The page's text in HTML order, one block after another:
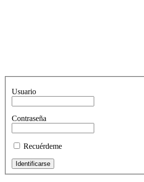
Usuario
Contraseña
Recuérdeme